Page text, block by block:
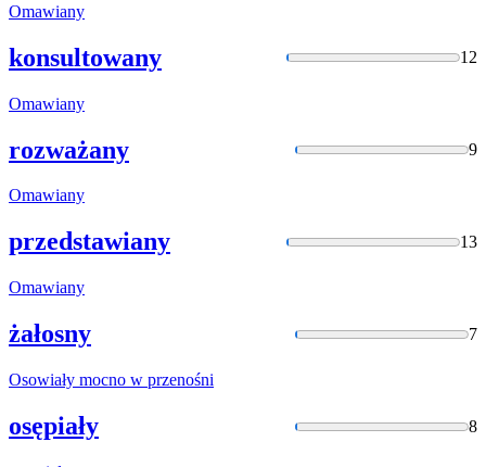
Omawiany
konsultowany 12
Omawiany
rozważany 9
Omawiany
przedstawiany 13
Omawiany
żałosny 7
Osowiały mocno w przenośni
osępiały 8